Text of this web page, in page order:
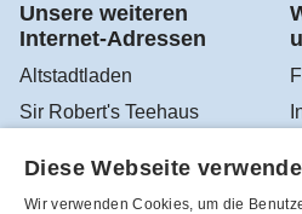
Unsere weiteren
Internet-Adressen
Altstadtladen
Sir Robert's Teehaus
Diese Webseite
Wir verwenden Cookies, um die